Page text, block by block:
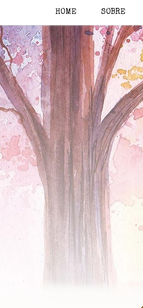
HOME SOBRE